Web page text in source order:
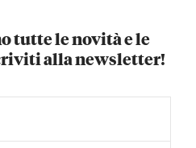
tutte le novità e le
alla newsletter!